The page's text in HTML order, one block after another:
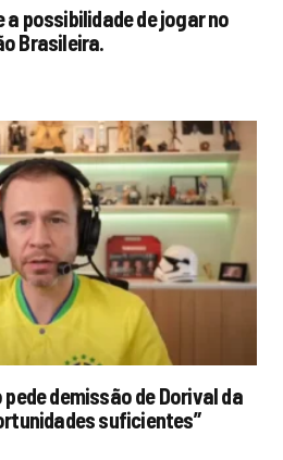
possibilidade de jogar no
Brasileira.
demissão de Dorival da
suficientes”